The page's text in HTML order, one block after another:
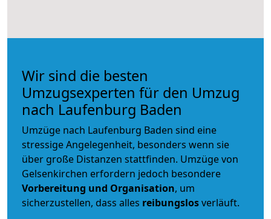
Wir sind die besten
Umzugsexperten für den Umzug
nach Laufenburg Baden
Umzüge nach Laufenburg Baden sind eine
stressige Angelegenheit, besonders wenn sie
über große Distanzen stattfinden. Umzüge von
Gelsenkirchen erfordern jedoch besondere
Vorbereitung und Organisation, um
sicherzustellen, dass alles reibungslosverläuft.